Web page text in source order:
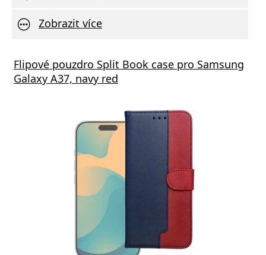
Zobrazit více
Flipové pouzdro Split Book case pro Samsung
Galaxy A37, navy red